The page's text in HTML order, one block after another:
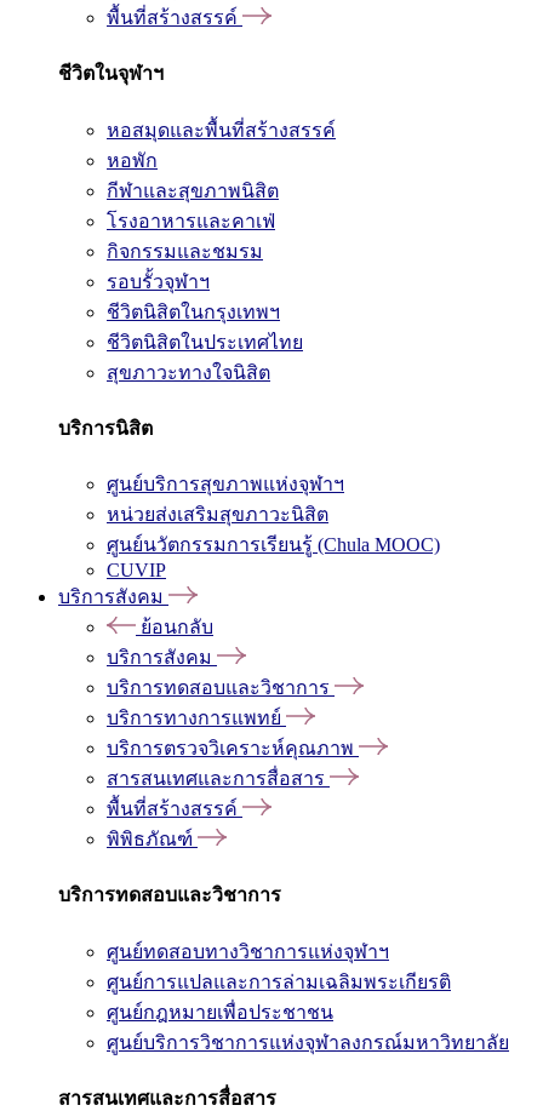
พื้นที่สร้างสรรค์
ชีวิตในจุฬาฯ
หอสมุดและพื้นที่สร้างสรรค์
หอพัก
กีฬาและสุขภาพนิสิต
โรงอาหารและคาเฟ่
กิจกรรมและชมรม
รอบรั้วจุฬาฯ
ชีวิตนิสิตในกรุงเทพฯ
ชีวิตนิสิตในประเทศไทย
สุขภาวะทางใจนิสิต
บริการนิสิต
ศูนย์บริการสุขภาพแห่งจุฬาฯ
หน่วยส่งเสริมสุขภาวะนิสิต
ศูนย์นวัตกรรมการเรียนรู้ (Chula MOOC)
CUVIP
บริการสังคม
ย้อนกลับ
บริการสังคม
บริการทดสอบและวิชาการ
บริการทางการแพทย์
บริการตรวจวิเคราะห์คุณภาพ
สารสนเทศและการสื่อสาร
พื้นที่สร้างสรรค์
พิพิธภัณฑ์
บริการทดสอบและวิชาการ
ศูนย์ทดสอบทางวิชาการแห่งจุฬาฯ
ศูนย์การแปลและการล่ามเฉลิมพระเกียรติ
ศูนย์กฎหมายเพื่อประชาชน
ศูนย์บริการวิชาการแห่งจุฬาลงกรณ์มหาวิทยาลัย
สารสนเทศและการสื่อสาร